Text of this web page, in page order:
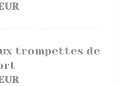
trompettes de